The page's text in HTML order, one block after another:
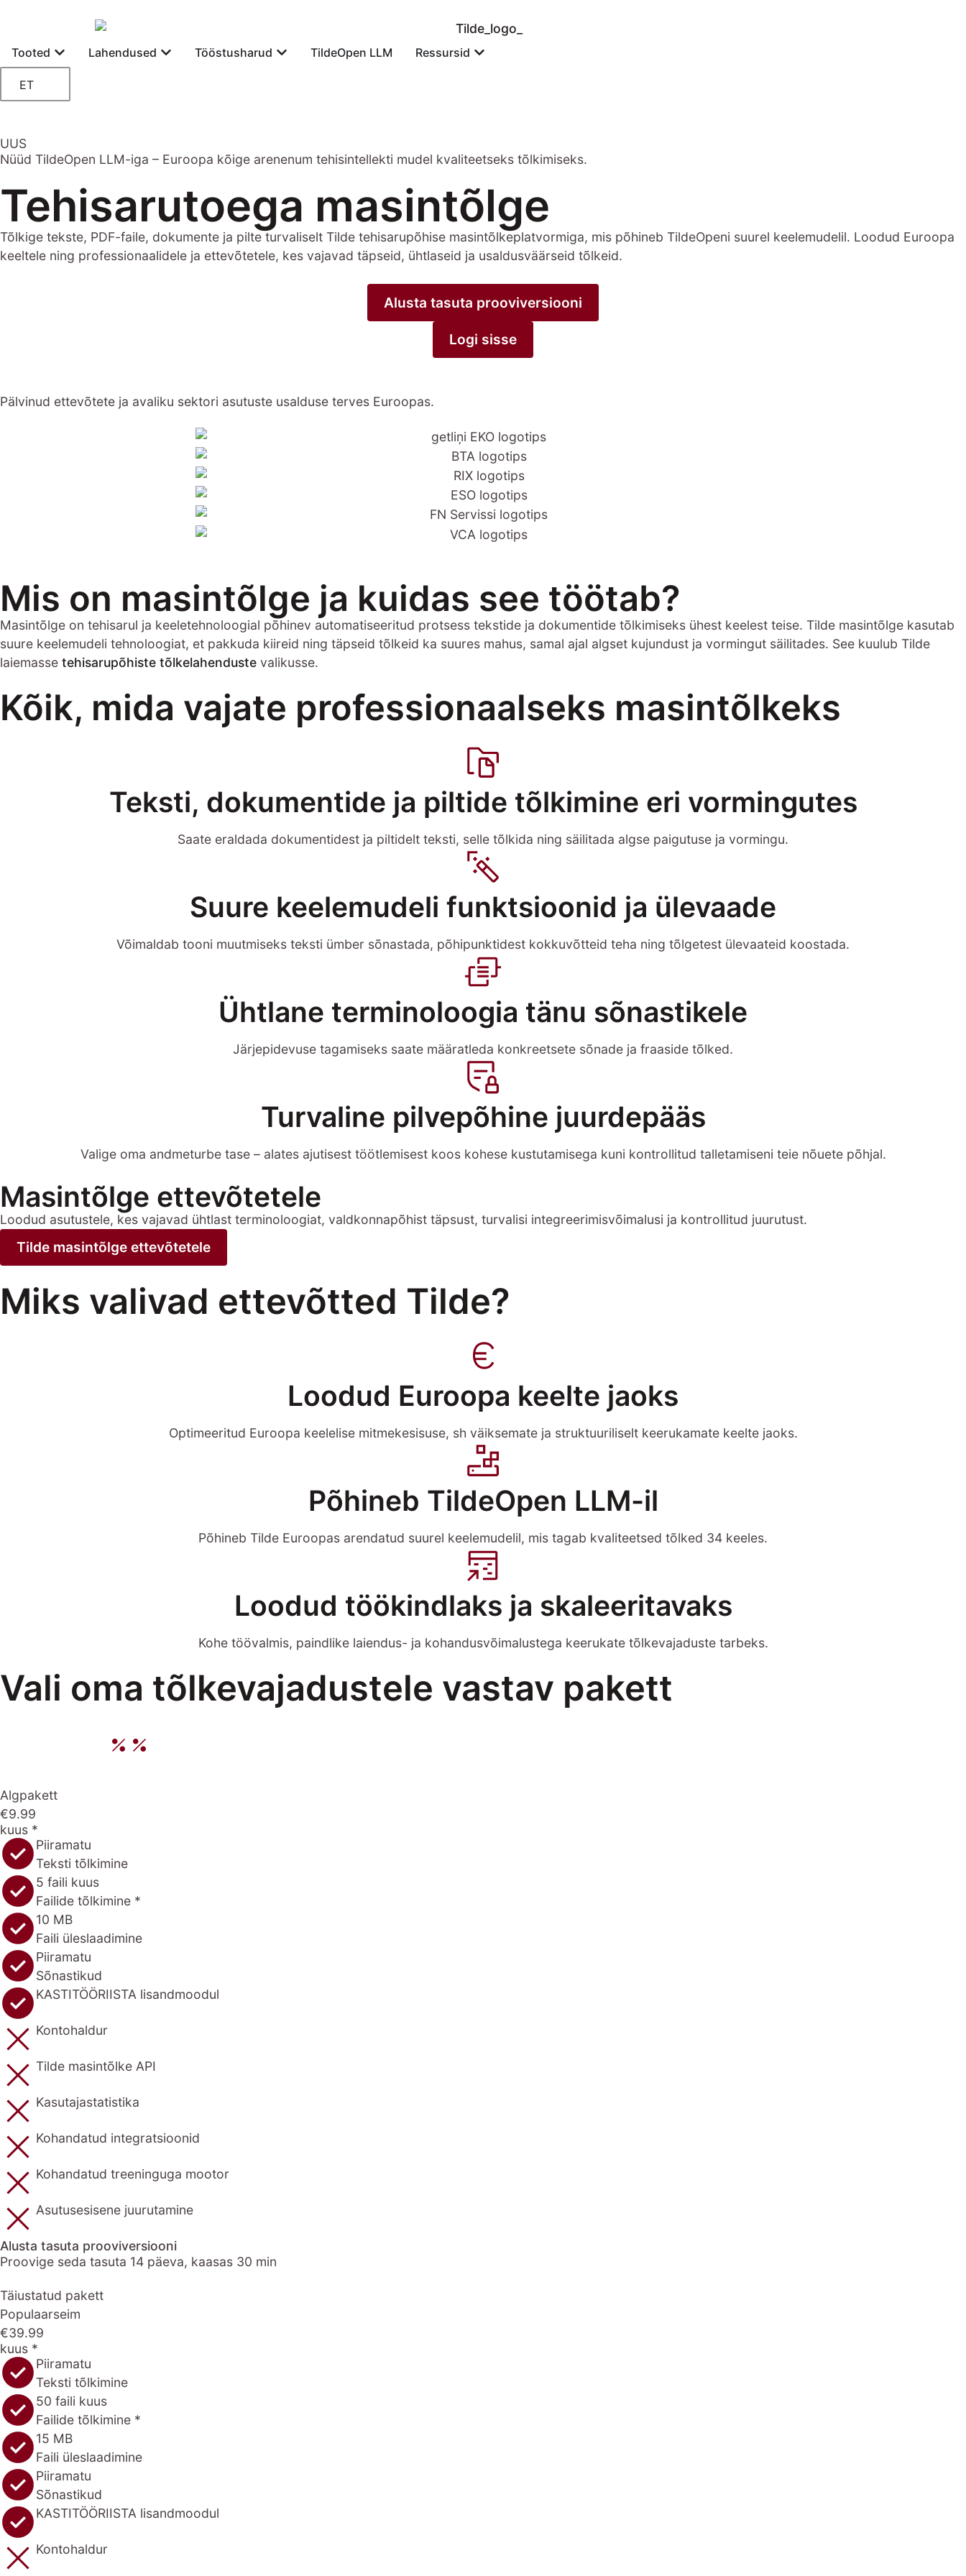
Tooted Lahendused Tööstusharud TildeOpen LLM Ressursid
ET
UUS
Nüüd TildeOpen LLM-iga – Euroopa kõige arenenum tehisintellekti mudel kvaliteetseks tõlkimiseks.
Tehisarutoega masintõlge
Tõlkige tekste, PDF-faile, dokumente ja pilte turvaliselt Tilde tehisarupõhise masintõlkeplatvormiga, mis põhineb TildeOpeni suurel keelemudelil. Loodud Euroopa
keeltele ning professionaalidele ja ettevõtetele, kes vajavad täpseid, ühtlaseid ja usaldusväärseid tõlkeid.
Alusta tasuta prooviversiooni
Logi sisse
Pälvinud ettevõtete ja avaliku sektori asutuste usalduse terves Euroopas.
Mis on masintõlge ja kuidas see töötab?
Masintõlge on tehisarul ja keeletehnoloogial põhinev automatiseeritud protsess tekstide ja dokumentide tõlkimiseks ühest keelest teise. Tilde masintõlge kasutab
suure keelemudeli tehnoloogiat, et pakkuda kiireid ning täpseid tõlkeid ka suures mahus, samal ajal algset kujundust ja vormingut säilitades. See kuulub Tilde
laiemasse tehisarupõhiste tõlkelahenduste valikusse.
Kõik, mida vajate professionaalseks masintõlkeks
Teksti, dokumentide ja piltide tõlkimine eri vormingutes
Saate eraldada dokumentidest ja piltidelt teksti, selle tõlkida ning säilitada algse paigutuse ja vormingu.
Suure keelemudeli funktsioonid ja ülevaade
Võimaldab tooni muutmiseks teksti ümber sõnastada, põhipunktidest kokkuvõtteid teha ning tõlgetest ülevaateid koostada.
Ühtlane terminoloogia tänu sõnastikele
Järjepidevuse tagamiseks saate määratleda konkreetsete sõnade ja fraaside tõlked.
Turvaline pilvepõhine juurdepääs
Valige oma andmeturbe tase – alates ajutisest töötlemisest koos kohese kustutamisega kuni kontrollitud talletamiseni teie nõuete põhjal.
Masintõlge ettevõtetele
Loodud asutustele, kes vajavad ühtlast terminoloogiat, valdkonnapõhist täpsust, turvalisi integreerimisvõimalusi ja kontrollitud juurutust.
Tilde masintõlge ettevõtetele
Miks valivad ettevõtted Tilde?
Loodud Euroopa keelte jaoks
Optimeeritud Euroopa keelelise mitmekesisuse, sh väiksemate ja struktuuriliselt keerukamate keelte jaoks.
Põhineb TildeOpen LLM-il
Põhineb Tilde Euroopas arendatud suurel keelemudelil, mis tagab kvaliteetsed tõlked 34 keeles.
Loodud töökindlaks ja skaleeritavaks
Kohe töövalmis, paindlike laiendus- ja kohandusvõimalustega keerukate tõlkevajaduste tarbeks.
Vali oma tõlkevajadustele vastav pakett
Algpakett
€9.99
kuus *
Piiramatu
Teksti tõlkimine
5 faili kuus
Failide tõlkimine *
10 MB
Faili üleslaadimine
Piiramatu
Sõnastikud
KASTITÖÖRIISTA lisandmoodul
Kontohaldur
Tilde masintõlke API
Kasutajastatistika
Kohandatud integratsioonid
Kohandatud treeninguga mootor
Asutusesisene juurutamine
Alusta tasuta prooviversiooni
Proovige seda tasuta 14 päeva, kaasas 30 min
Täiustatud pakett
Populaarseim
€39.99
kuus *
Piiramatu
Teksti tõlkimine
50 faili kuus
Failide tõlkimine *
15 MB
Faili üleslaadimine
Piiramatu
Sõnastikud
KASTITÖÖRIISTA lisandmoodul
Kontohaldur